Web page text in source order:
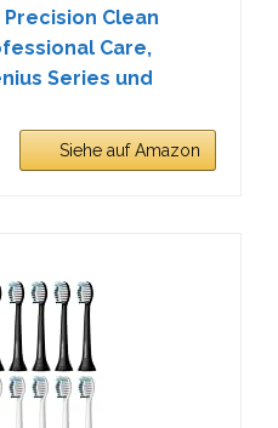
Precision Clean
Care,
Series und
Siehe auf Amazon